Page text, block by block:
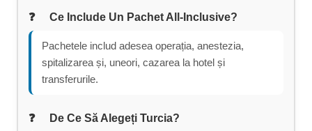
Ce Include Un Pachet All-Inclusive?
Pachetele includ adesea operația, anestezia,
spitalizarea și, uneori, cazarea la hotel și
transferurile.
De Ce Să Alegeți Turcia?